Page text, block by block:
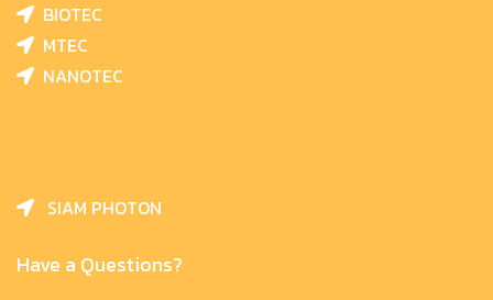
BIOTEC
MTEC
NANOTEC
SIAM PHOTON
Have a Questions?